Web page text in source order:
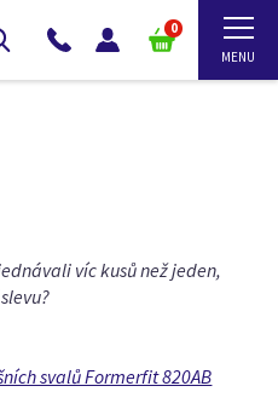
0
víc kusů než jeden,
svalů Formerfit 820AB